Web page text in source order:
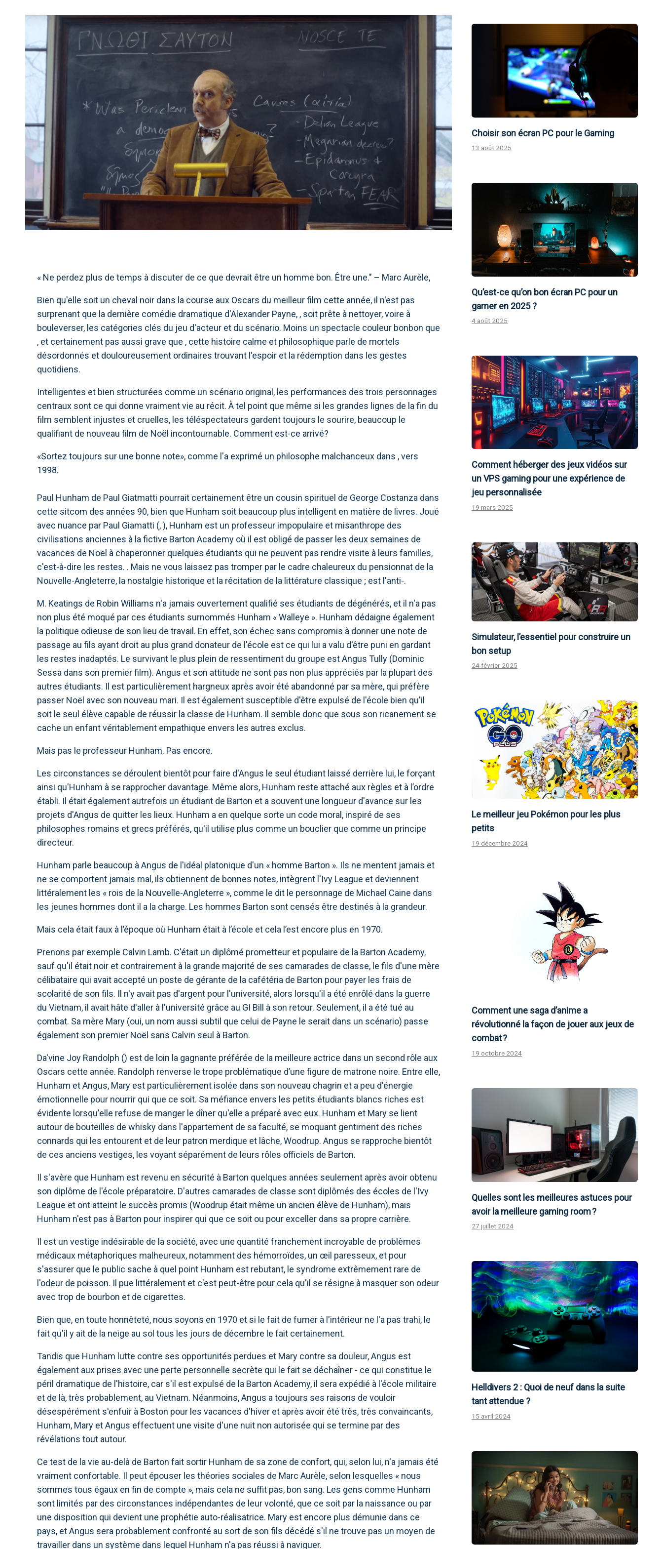
« Ne perdez plus de temps à discuter de ce que devrait être un homme bon. Être une." – Marc Aurèle,
Bien qu'elle soit un cheval noir dans la course aux Oscars du meilleur film cette année, il n'est pas
surprenant que la dernière comédie dramatique d'Alexander Payne, , soit prête à nettoyer, voire à
bouleverser, les catégories clés du jeu d'acteur et du scénario. Moins un spectacle couleur bonbon que
, et certainement pas aussi grave que , cette histoire calme et philosophique parle de mortels
désordonnés et douloureusement ordinaires trouvant l'espoir et la rédemption dans les gestes
quotidiens.
Intelligentes et bien structurées comme un scénario original, les performances des trois personnages
centraux sont ce qui donne vraiment vie au récit. À tel point que même si les grandes lignes de la fin du
film semblent injustes et cruelles, les téléspectateurs gardent toujours le sourire, beaucoup le
qualifiant de nouveau film de Noël incontournable. Comment est-ce arrivé?
«Sortez toujours sur une bonne note», comme l'a exprimé un philosophe malchanceux dans , vers
1998.
Paul Hunham de Paul Giatmatti pourrait certainement être un cousin spirituel de George Costanza dans
cette sitcom des années 90, bien que Hunham soit beaucoup plus intelligent en matière de livres. Joué
avec nuance par Paul Giamatti (, ), Hunham est un professeur impopulaire et misanthrope des
civilisations anciennes à la fictive Barton Academy où il est obligé de passer les deux semaines de
vacances de Noël à chaperonner quelques étudiants qui ne peuvent pas rendre visite à leurs familles,
c'est-à-dire les restes. . Mais ne vous laissez pas tromper par le cadre chaleureux du pensionnat de la
Nouvelle-Angleterre, la nostalgie historique et la récitation de la littérature classique ; est l'anti-.
M. Keatings de Robin Williams n'a jamais ouvertement qualifié ses étudiants de dégénérés, et il n'a pas
non plus été moqué par ces étudiants surnommés Hunham « Walleye ». Hunham dédaigne également
la politique odieuse de son lieu de travail. En effet, son échec sans compromis à donner une note de
passage au fils ayant droit au plus grand donateur de l'école est ce qui lui a valu d'être puni en gardant
les restes inadaptés. Le survivant le plus plein de ressentiment du groupe est Angus Tully (Dominic
Sessa dans son premier film). Angus et son attitude ne sont pas non plus appréciés par la plupart des
autres étudiants. Il est particulièrement hargneux après avoir été abandonné par sa mère, qui préfère
passer Noël avec son nouveau mari. Il est également susceptible d'être expulsé de l'école bien qu'il
soit le seul élève capable de réussir la classe de Hunham. Il semble donc que sous son ricanement se
cache un enfant véritablement empathique envers les autres exclus.
Mais pas le professeur Hunham. Pas encore.
Les circonstances se déroulent bientôt pour faire d'Angus le seul étudiant laissé derrière lui, le forçant
ainsi qu'Hunham à se rapprocher davantage. Même alors, Hunham reste attaché aux règles et à l’ordre
établi. Il était également autrefois un étudiant de Barton et a souvent une longueur d'avance sur les
projets d'Angus de quitter les lieux. Hunham a en quelque sorte un code moral, inspiré de ses
philosophes romains et grecs préférés, qu'il utilise plus comme un bouclier que comme un principe
directeur.
Hunham parle beaucoup à Angus de l'idéal platonique d'un « homme Barton ». Ils ne mentent jamais et
ne se comportent jamais mal, ils obtiennent de bonnes notes, intègrent l'Ivy League et deviennent
littéralement les « rois de la Nouvelle-Angleterre », comme le dit le personnage de Michael Caine dans
les jeunes hommes dont il a la charge. Les hommes Barton sont censés être destinés à la grandeur.
Mais cela était faux à l’époque où Hunham était à l’école et cela l’est encore plus en 1970.
Prenons par exemple Calvin Lamb. C'était un diplômé prometteur et populaire de la Barton Academy,
sauf qu'il était noir et contrairement à la grande majorité de ses camarades de classe, le fils d'une mère
célibataire qui avait accepté un poste de gérante de la cafétéria de Barton pour payer les frais de
scolarité de son fils. Il n'y avait pas d'argent pour l'université, alors lorsqu'il a été enrôlé dans la guerre
du Vietnam, il avait hâte d'aller à l'université grâce au GI Bill à son retour. Seulement, il a été tué au
combat. Sa mère Mary (oui, un nom aussi subtil que celui de Payne le serait dans un scénario) passe
également son premier Noël sans Calvin seul à Barton.
Da'vine Joy Randolph () est de loin la gagnante préférée de la meilleure actrice dans un second rôle aux
Oscars cette année. Randolph renverse le trope problématique d’une figure de matrone noire. Entre elle,
Hunham et Angus, Mary est particulièrement isolée dans son nouveau chagrin et a peu d'énergie
émotionnelle pour nourrir qui que ce soit. Sa méfiance envers les petits étudiants blancs riches est
évidente lorsqu'elle refuse de manger le dîner qu'elle a préparé avec eux. Hunham et Mary se lient
autour de bouteilles de whisky dans l'appartement de sa faculté, se moquant gentiment des riches
connards qui les entourent et de leur patron merdique et lâche, Woodrup. Angus se rapproche bientôt
de ces anciens vestiges, les voyant séparément de leurs rôles officiels de Barton.
Il s'avère que Hunham est revenu en sécurité à Barton quelques années seulement après avoir obtenu
son diplôme de l'école préparatoire. D'autres camarades de classe sont diplômés des écoles de l'Ivy
League et ont atteint le succès promis (Woodrup était même un ancien élève de Hunham), mais
Hunham n'est pas à Barton pour inspirer qui que ce soit ou pour exceller dans sa propre carrière.
Il est un vestige indésirable de la société, avec une quantité franchement incroyable de problèmes
médicaux métaphoriques malheureux, notamment des hémorroïdes, un œil paresseux, et pour
s'assurer que le public sache à quel point Hunham est rebutant, le syndrome extrêmement rare de
l'odeur de poisson. Il pue littéralement et c'est peut-être pour cela qu'il se résigne à masquer son odeur
avec trop de bourbon et de cigarettes.
Bien que, en toute honnêteté, nous soyons en 1970 et si le fait de fumer à l'intérieur ne l'a pas trahi, le
fait qu'il y ait de la neige au sol tous les jours de décembre le fait certainement.
Tandis que Hunham lutte contre ses opportunités perdues et Mary contre sa douleur, Angus est
également aux prises avec une perte personnelle secrète qui le fait se déchaîner - ce qui constitue le
péril dramatique de l'histoire, car s'il est expulsé de la Barton Academy, il sera expédié à l'école militaire
et de là, très probablement, au Vietnam. Néanmoins, Angus a toujours ses raisons de vouloir
désespérément s'enfuir à Boston pour les vacances d'hiver et après avoir été très, très convaincants,
Hunham, Mary et Angus effectuent une visite d'une nuit non autorisée qui se termine par des
révélations tout autour.
Ce test de la vie au-delà de Barton fait sortir Hunham de sa zone de confort, qui, selon lui, n'a jamais été
vraiment confortable. Il peut épouser les théories sociales de Marc Aurèle, selon lesquelles « nous
sommes tous égaux en fin de compte », mais cela ne suffit pas, bon sang. Les gens comme Hunham
sont limités par des circonstances indépendantes de leur volonté, que ce soit par la naissance ou par
une disposition qui devient une prophétie auto-réalisatrice. Mary est encore plus démunie dans ce
pays, et Angus sera probablement confronté au sort de son fils décédé s'il ne trouve pas un moyen de
travailler dans un système dans lequel Hunham n'a pas réussi à naviguer.
Choisir son écran PC pour le Gaming
13 août 2025
Qu’est-ce qu’on bon écran PC pour un
gamer en 2025 ?
4 août 2025
Comment héberger des jeux vidéos sur
un VPS gaming pour une expérience de
jeu personnalisée
19 mars 2025
Simulateur, l’essentiel pour construire un
bon setup
24 février 2025
Le meilleur jeu Pokémon pour les plus
petits
19 décembre 2024
Comment une saga d’anime a
révolutionné la façon de jouer aux jeux de
combat ?
19 octobre 2024
Quelles sont les meilleures astuces pour
avoir la meilleure gaming room ?
27 juillet 2024
Helldivers 2 : Quoi de neuf dans la suite
tant attendue ?
15 avril 2024